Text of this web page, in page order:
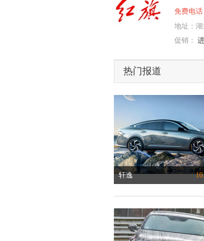
免费电话
地址：
促销：
热门报道
轩逸